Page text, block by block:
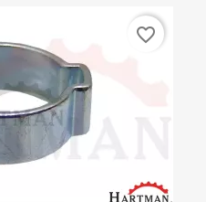
favorite_border